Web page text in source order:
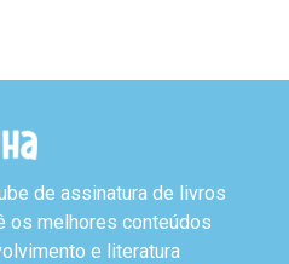
de assinatura de livros
os melhores conteúdos
e literatura